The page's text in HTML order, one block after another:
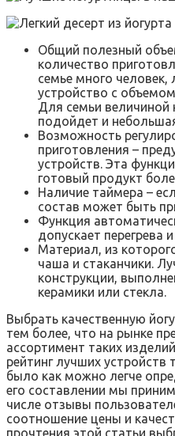
Общий полезный
количество
семье много человек,
устройство с
Для семьи величиной
подойдет и
Возможность
приготовления –
устройств. Эта
готовый продукт
Наличие таймера –
состав может быть
Функция
допускает перегрева
Материал, из
чаша и стаканчики.
конструкции,
керамики или стекла.
Выбрать качественную
тем более, что на рынке
ассортимент таких
рейтинг лучших устройств
было как можно легче
его составлении мы
числе отзывы
соотношение цены и
прочтения этой статьи